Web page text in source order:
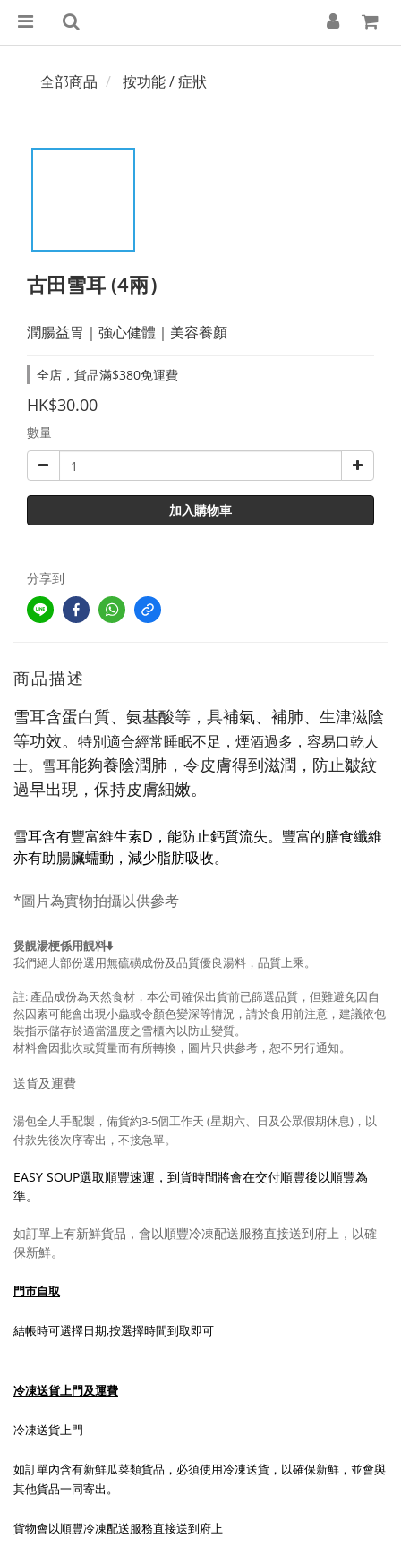
全部商品 按功能 / 症狀
古田雪耳 (4兩）
潤腸益胃｜強心健體｜美容養顏
全店，貨品滿$380免運費
HK$30.00
數量
加入購物車
分享到
商品描述
雪耳含蛋白質、氨基酸等，具補氣、補肺、生津滋陰
等功效。 特別適合經常睡眠不足，煙酒過多，容易口乾人
士。雪耳能夠養陰潤肺，令皮膚得到滋潤，防止皺紋
過早出現，保持皮膚細嫩。
雪耳含有豐富維生素D，能防止鈣質流失。豐富的膳食纖維
亦有助腸臟蠕動，減少脂肪吸收。
*圖片為實物拍攝以供參考
煲靚湯梗係用靚料⬇️
我們絕大部份選用無硫磺成份及品質優良湯料，品質上乘。
註: 產品成份為天然食材，本公司確保出貨前已篩選品質，但難避免因自
然因素可能會出現小蟲或令顏色變深等情況，請於食用前注意，建議依包
裝指示儲存於適當溫度之雪櫃內以防止變質。
材料會因批次或質量而有所轉換，圖片只供參考， 恕不另行通知。
送貨及運費
湯包全人手配製，備貨約3-5個工作天 (星期六、日及公眾假期休息)，以
付款先後次序寄出，不接急單。
EASY SOUP選取順豐速運，到貨時間將會在交付順豐後以順豐為
準。
如訂單上有新鮮貨品，會以順豐冷凍配送服務直接送到府上，以確
保新鮮。
門市自取
結帳時可選擇日期,按選擇時間到取即可
冷凍送貨上門及運費
冷凍送貨上門
如訂單內含有新鮮瓜菜類貨品，必須使用冷凍送貨，以確保新鮮，並會與
其他貨品一同寄出。
貨物會以順豐冷凍配送服務直接送到府上